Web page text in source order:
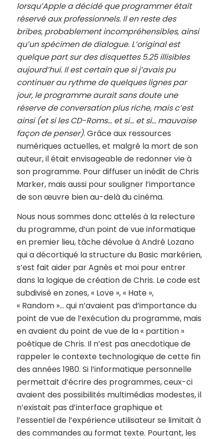
lorsqu’Apple a décidé que programmer était
réservé aux professionnels. Il en reste des
bribes, probablement incompréhensibles, ainsi
qu’un spécimen de dialogue. L’original est
quelque part sur des disquettes 5.25 illisibles
aujourd’hui. Il est certain que si j’avais pu
continuer au rythme de quelques lignes par
jour, le programme aurait sans doute une
réserve de conversation plus riche, mais c’est
ainsi (et si les CD-Roms… et si… et si… mauvaise
façon de penser). Grâce aux ressources
numériques actuelles, et malgré la mort de son
auteur, il était envisageable de redonner vie à
son programme. Pour diffuser un inédit de Chris
Marker, mais aussi pour souligner l’importance
de son œuvre bien au-delà du cinéma.
Nous nous sommes donc attelés à la relecture
du programme, d’un point de vue informatique
en premier lieu, tâche dévolue à André Lozano
qui a décortiqué la structure du Basic markérien,
s’est fait aider par Agnès et moi pour entrer
dans la logique de création de Chris. Le code est
subdivisé en zones, « Love », « Hate »,
« Random »… qui n’avaient pas d’importance du
point de vue de l’exécution du programme, mais
en avaient du point de vue de la « partition »
poétique de Chris. Il n’est pas anecdotique de
rappeler le contexte technologique de cette fin
des années 1980. Si l’informatique personnelle
permettait d’écrire des programmes, ceux-ci
avaient des possibilités multimédias modestes, il
n’existait pas d’interface graphique et
l’essentiel de l’expérience utilisateur se limitait à
des commandes au format texte. Pourtant, les